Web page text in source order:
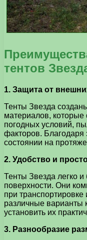
тентов
1. Защита от
Тенты Звезда
материалов, которые
погодных условий,
факторов. Благодаря
состоянии на
2. Удобство и
Тенты Звезда легко
поверхности. Они
при
различные варианты
установить их
3. Разнообразие